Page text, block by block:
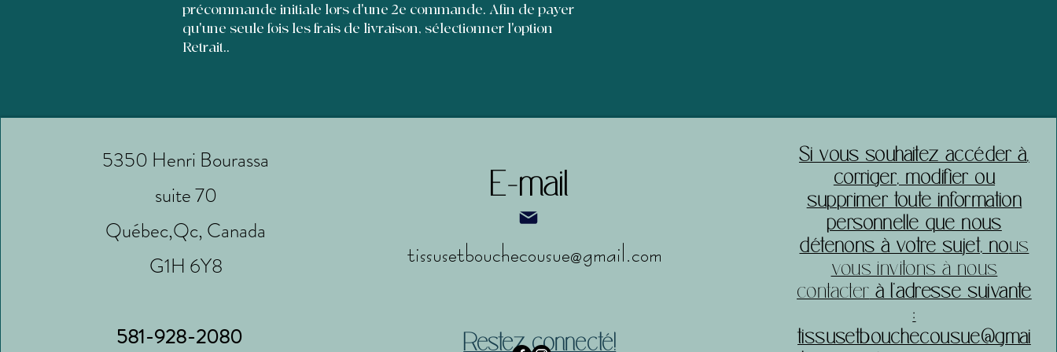
précommande initiale lors d'une 2e commande. Afin de payer
qu'une seule fois les frais de livraison, sélectionner l'option
Retrait..
5350 Henri Bourassa
suite 70
Québec,Qc, Canada
G1H 6Y8
581-928-2080
E-mail
tissusetbouchecousue@gmail.com
Restez connecté!
​Si vous souhaitez accéder à,
corriger, modifier ou
supprimer toute information
personnelle que nous
détenons à votre sujet, nous
vous invitons à nous
contacter à l’adresse suivante
:
tissusetbouchecousue@gmai